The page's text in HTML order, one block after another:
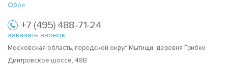
Обои
+7 (495) 488-71-24
заказать звонок
Московская область, городской округ Мытищи, деревня Грибки
Дмитровское шоссе, 48В